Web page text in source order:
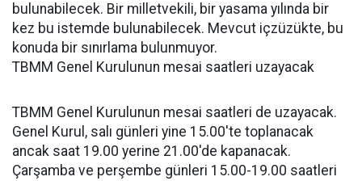
bulunabilecek. Bir milletvekili, bir yasama yılında bir
kez bu istemde bulunabilecek. Mevcut içzüzükte, bu
konuda bir sınırlama bulunmuyor.
TBMM Genel Kurulunun mesai saatleri uzayacak
TBMM Genel Kurulunun mesai saatleri de uzayacak.
Genel Kurul, salı günleri yine 15.00'te toplanacak
ancak saat 19.00 yerine 21.00'de kapanacak.
Çarşamba ve perşembe günleri 15.00-19.00 saatleri